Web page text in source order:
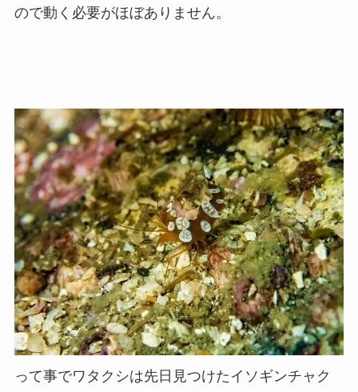
ので動く必要がほぼありません。
って事でワタクシは先日見つけたイソギンチャク